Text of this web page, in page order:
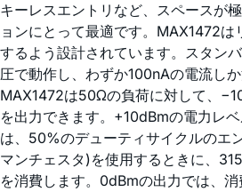
キーレスエントリなど、スペースが
ョンにとって最適です。MAX1472は
するよう設計されています。スタン
圧で動作し、わずか100nAの電流し
MAX1472は50Ωの負荷に対して、
を出力できます。+10dBmの電力レ
は、50%のデューティサイクルのエ
マンチェスタ)を使用するときに、
を消費します。0dBmの出力では、